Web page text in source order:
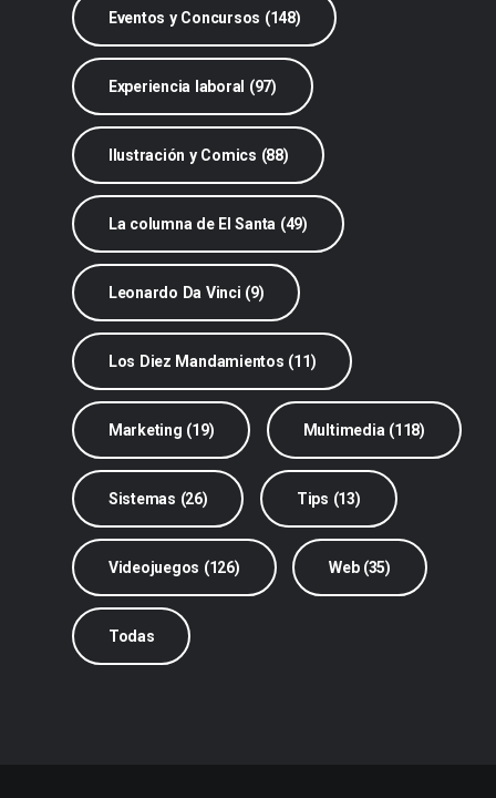
Eventos y Concursos (148)
Experiencia laboral (97)
Ilustración y Comics (88)
La columna de El Santa (49)
Leonardo Da Vinci (9)
Los Diez Mandamientos (11)
Marketing (19) Multimedia (118)
Sistemas (26) Tips (13)
Videojuegos (126) Web (35)
Todas